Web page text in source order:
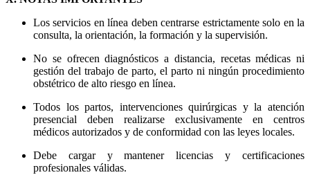
Los servicios en línea deben centrarse estrictamente solo en la
consulta, la orientación, la formación y la supervisión.
No se ofrecen diagnósticos a distancia, recetas médicas ni
gestión del trabajo de parto, el parto ni ningún procedimiento
obstétrico de alto riesgo en línea.
Todos los partos, intervenciones quirúrgicas y la atención
presencial deben realizarse exclusivamente en centros
médicos autorizados y de conformidad con las leyes locales.
Debe cargar y mantener licencias y certificaciones
profesionales válidas.